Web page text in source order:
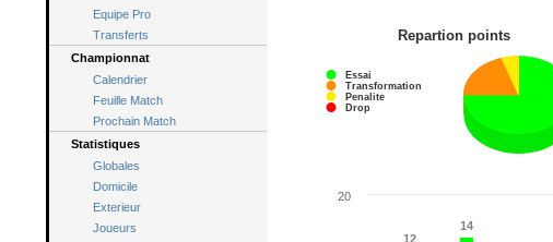
Equipe Pro
Transferts
Championnat
Calendrier
Feuille Match
Prochain Match
Statistiques
Globales
Domicile
Exterieur
Joueurs
Repartion points
Essai
Transformation
Penalite
Drop
12
12
14
14
20